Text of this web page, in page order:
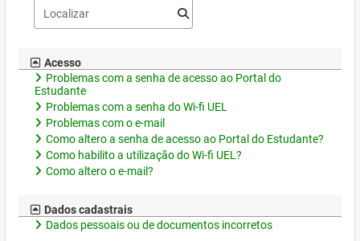
Acesso
Problemas com a senha de acesso ao Portal do
Estudante
Problemas com a senha do Wi-fi UEL
Problemas com o e-mail
Como altero a senha de acesso ao Portal do Estudante?
Como habilito a utilização do Wi-fi UEL?
Como altero o e-mail?
Dados cadastrais
Dados pessoais ou de documentos incorretos